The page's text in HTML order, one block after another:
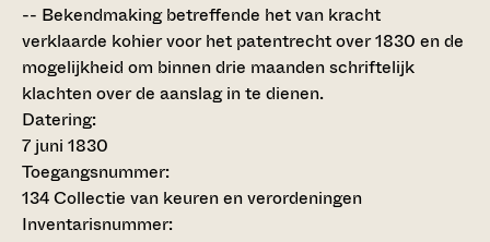
-- Bekendmaking betreffende het van kracht
verklaarde kohier voor het patentrecht over 1830 en de
mogelijkheid om binnen drie maanden schriftelijk
klachten over de aanslag in te dienen.
Datering:
7 juni 1830
Toegangsnummer:
134 Collectie van keuren en verordeningen
Inventarisnummer: